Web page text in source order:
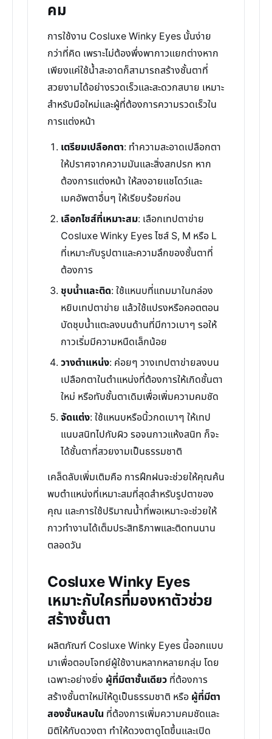
คม
การใช้งาน Cosluxe Winky Eyes นั้นง่าย
กว่าที่คิด เพราะไม่ต้องพึ่งพากาวแยกต่างหาก
เพียงแค่ใช้น้ำสะอาดก็สามารถสร้างชั้นตาที่
สวยงามได้อย่างรวดเร็วและสะดวกสบาย เหมาะ
สำหรับมือใหม่และผู้ที่ต้องการความรวดเร็วใน
การแต่งหน้า
เตรียมเปลือกตา: ทำความสะอาดเปลือกตา
ให้ปราศจากความมันและสิ่งสกปรก หาก
ต้องการแต่งหน้า ให้ลงอายแชโดว์และ
เมคอัพตาอื่นๆ ให้เรียบร้อยก่อน
เลือกไซส์ที่เหมาะสม: เลือกเทปตาข่าย
Cosluxe Winky Eyes ไซส์ S, M หรือ L
ที่เหมาะกับรูปตาและความลึกของชั้นตาที่
ต้องการ
ชุบน้ำและติด: ใช้แหนบที่แถมมาในกล่อง
หยิบเทปตาข่าย แล้วใช้แปรงหรือคอตตอน
บัดชุบน้ำแตะลงบนด้านที่มีกาวเบาๆ รอให้
กาวเริ่มมีความหนืดเล็กน้อย
วางตำแหน่ง: ค่อยๆ วางเทปตาข่ายลงบน
เปลือกตาในตำแหน่งที่ต้องการให้เกิดชั้นตา
ใหม่ หรือทับชั้นตาเดิมเพื่อเพิ่มความคมชัด
จัดแต่ง: ใช้แหนบหรือนิ้วกดเบาๆ ให้เทป
แนบสนิทไปกับผิว รอจนกาวแห้งสนิท ก็จะ
ได้ชั้นตาที่สวยงามเป็นธรรมชาติ
เคล็ดลับเพิ่มเติมคือ การฝึกฝนจะช่วยให้คุณค้น
พบตำแหน่งที่เหมาะสมที่สุดสำหรับรูปตาของ
คุณ และการใช้ปริมาณน้ำที่พอเหมาะจะช่วยให้
กาวทำงานได้เต็มประสิทธิภาพและติดทนนาน
ตลอดวัน
Cosluxe Winky Eyes
เหมาะกับใครที่มองหาตัวช่วย
สร้างชั้นตา
ผลิตภัณฑ์ Cosluxe Winky Eyes นี้ออกแบบ
มาเพื่อตอบโจทย์ผู้ใช้งานหลากหลายกลุ่ม โดย
เฉพาะอย่างยิ่ง ผู้ที่มีตาชั้นเดียว ที่ต้องการ
สร้างชั้นตาใหม่ให้ดูเป็นธรรมชาติ หรือ ผู้ที่มีตา
สองชั้นหลบใน ที่ต้องการเพิ่มความคมชัดและ
มิติให้กับดวงตา ทำให้ดวงตาดูโตขึ้นและเปิด